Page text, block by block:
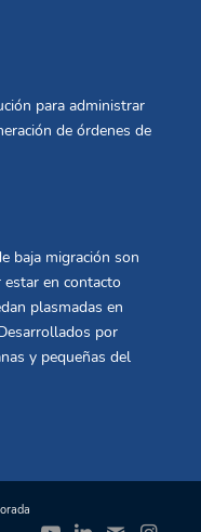
para administrar
de órdenes de
baja migración son
en contacto
plasmadas en
por
y pequeñas del